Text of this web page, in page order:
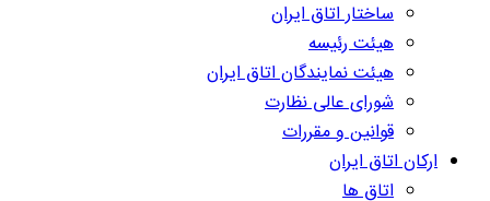
ساختار اتاق ایران
هیئت رئیسه
هیئت نمایندگان اتاق ایران
شورای عالی نظارت
قوانین و مقررات
ارکان اتاق ایران
اتاق ها